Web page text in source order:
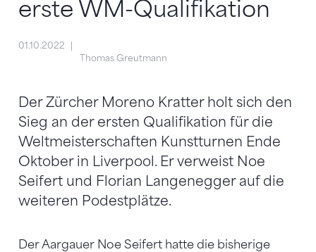
erste WM-Qualifikation
01.10.2022
Thomas Greutmann
Der Zürcher Moreno Kratter holt sich den
Sieg an der ersten Qualifikation für die
Weltmeisterschaften Kunstturnen Ende
Oktober in Liverpool. Er verweist Noe
Seifert und Florian Langenegger auf die
weiteren Podestplätze.
Der Aargauer Noe Seifert hatte die bisherige